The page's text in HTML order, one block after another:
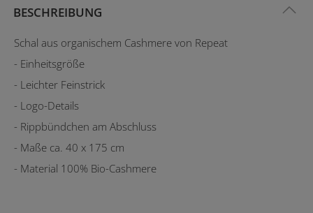
BESCHREIBUNG
Schal aus organischem Cashmere von Repeat
- Einheitsgröße
- Leichter Feinstrick
- Logo-Details
- Rippbündchen am Abschluss
- Maße ca. 40 x 175 cm
- Material 100% Bio-Cashmere